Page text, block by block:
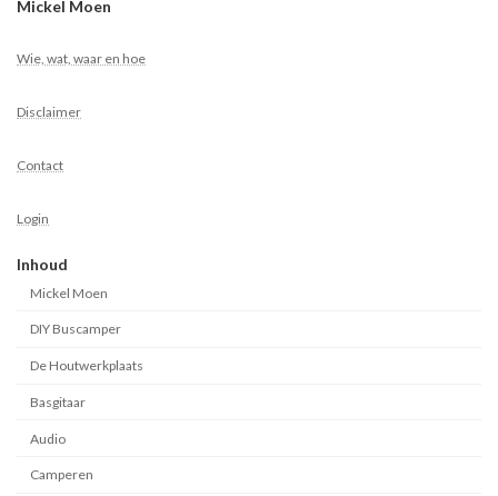
Mickel Moen
Wie, wat, waar en hoe
Disclaimer
Contact
Login
Inhoud
Mickel Moen
DIY Buscamper
De Houtwerkplaats
Basgitaar
Audio
Camperen